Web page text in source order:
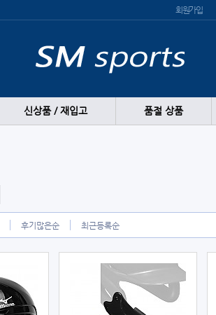
회원가입
신상품 / 재입고 품절 상품
후기많은순 최근등록순